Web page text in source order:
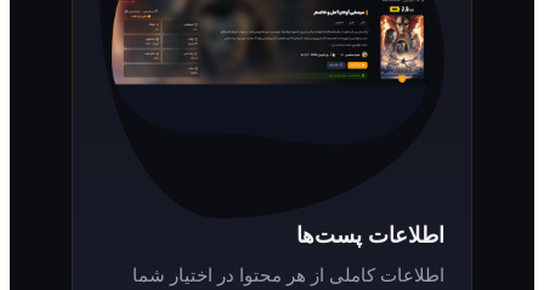
اطلاعات پست‌ها
اطلاعات کاملی از هر محتوا در اختیار شما